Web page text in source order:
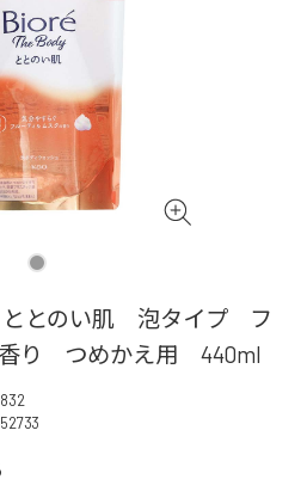
とのい肌 泡タイプ フ
香り つめかえ用 440ml